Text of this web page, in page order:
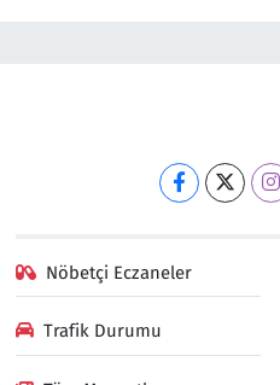
Nöbetçi Eczaneler
Trafik Durumu